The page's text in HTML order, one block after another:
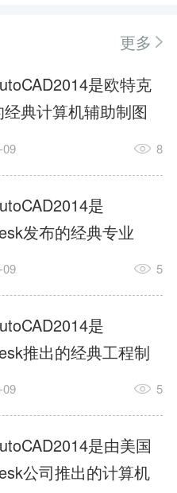
更多
是欧特克
典计算机辅助制图
主打稳定2D施工图绘
程设计。版本新增图
、实景地理地图、
交流模块，优化命
纠错与图层批量管
持Win8触屏操作、点
据导入，兼容各类
纸格式，文件互通...
09 8
是
发布的经典专业
图设计软件，是工程
具。软件专注精准二
、图纸编辑、参数化
基础三维建模，广泛
筑设计、机械制
工程、室内设计等
业。软件优化绘图流
件兼容性，支持参
09 5
是
推出的经典工程制
软件，主打高效精准
业，适配建筑、机
政、室内设计等多行
。软件优化运行机制
09 5
是由美国
公司推出的计算机